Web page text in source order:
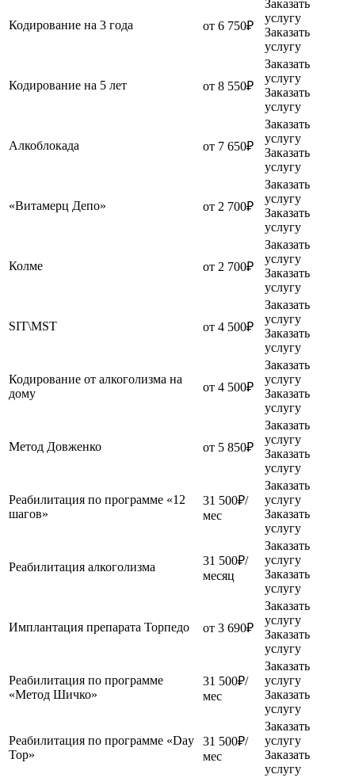
Кодирование на 3 года от 6 750₽
Заказать
услугу
Заказать
услугу
Кодирование на 5 лет от 8 550₽
Заказать
услугу
Заказать
услугу
Алкоблокада от 7 650₽
Заказать
услугу
Заказать
услугу
«Витамерц Депо» от 2 700₽
Заказать
услугу
Заказать
услугу
Колме от 2 700₽
Заказать
услугу
Заказать
услугу
SIT\MST от 4 500₽
Заказать
услугу
Заказать
услугу
Кодирование от алкоголизма на
дому
от 4 500₽
Заказать
услугу
Заказать
услугу
Метод Довженко от 5 850₽
Заказать
услугу
Заказать
услугу
Реабилитация по программе «12
шагов»
31 500₽/
мес
Заказать
услугу
Заказать
услугу
Реабилитация алкоголизма
31 500₽/
месяц
Заказать
услугу
Заказать
услугу
Имплантация препарата Торпедо от 3 690₽
Заказать
услугу
Заказать
услугу
Реабилитация по программе
«Метод Шичко»
31 500₽/
мес
Заказать
услугу
Заказать
услугу
Реабилитация по программе «Day
Top»
31 500₽/
мес
Заказать
услугу
Заказать
услугу